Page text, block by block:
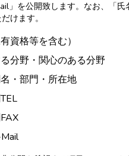
」を公開致します。なお、「
けます。
資格等を含む）
分野・関心のある分野
・部門・所在地